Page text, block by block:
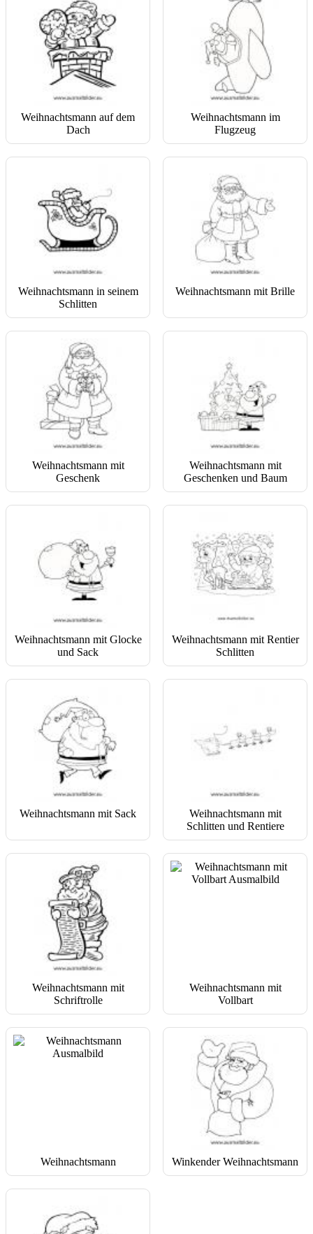
Weihnachtsmann auf dem
Dach
Weihnachtsmann im
Flugzeug
Weihnachtsmann in seinem
Schlitten
Weihnachtsmann mit Brille
Weihnachtsmann mit
Geschenk
Weihnachtsmann mit
Geschenken und Baum
Weihnachtsmann mit Glocke
und Sack
Weihnachtsmann mit Rentier
Schlitten
Weihnachtsmann mit Sack
Weihnachtsmann mit
Schlitten und Rentiere
Weihnachtsmann mit
Schriftrolle
Weihnachtsmann mit
Vollbart
Weihnachtsmann Winkender Weihnachtsmann